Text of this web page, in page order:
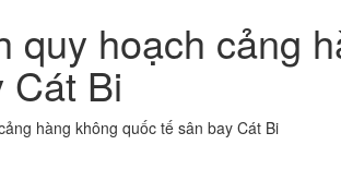
quy hoạch cảng
Cát Bi